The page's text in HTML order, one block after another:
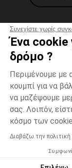
Συνεχίστε χωρίς
Ένα cookie
δρόμο ?
Περιμένουμε με
κουμπί για να
να μαζέψουμε
σας. Λοιπόν,
κόσμο των
Διαβάζω την
Εκρού
H Orchestra
μεσολάβησης της